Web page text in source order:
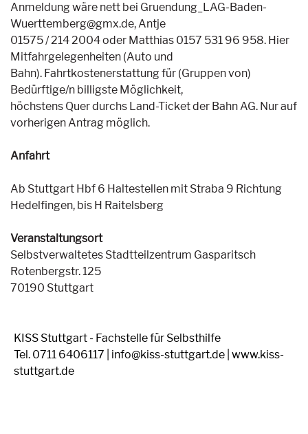
Anmeldung wäre nett bei Gruendung_LAG-Baden-
Wuerttemberg@gmx.de, Antje
01575 / 214 2004 oder Matthias 0157 531 96 958. Hier
Mitfahrgelegenheiten (Auto und
Bahn). Fahrtkostenerstattung für (Gruppen von)
Bedürftige/n billigste Möglichkeit,
höchstens Quer durchs Land-Ticket der Bahn AG. Nur auf
vorherigen Antrag möglich.
Anfahrt
Ab Stuttgart Hbf 6 Haltestellen mit Straba 9 Richtung
Hedelfingen, bis H Raitelsberg
Veranstaltungsort
Selbstverwaltetes Stadtteilzentrum Gasparitsch
Rotenbergstr. 125
70190 Stuttgart
KISS Stuttgart - Fachstelle für Selbsthilfe
Tel. 0711 6406117 | info@kiss-stuttgart.de | www.kiss-
stuttgart.de